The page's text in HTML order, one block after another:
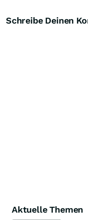
Schreibe Deinen
Aktuelle Themen